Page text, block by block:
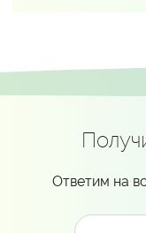
Ответим на